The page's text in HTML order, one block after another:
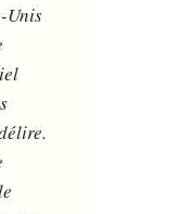
Unis